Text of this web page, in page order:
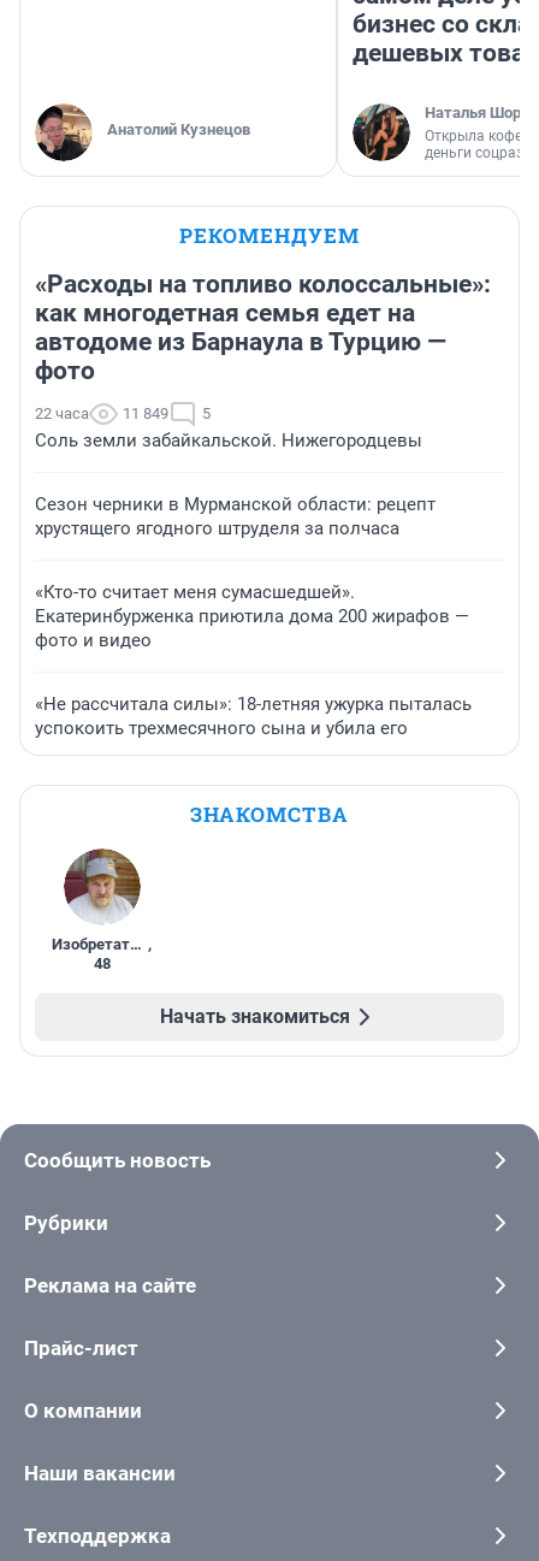
Анатолий Кузнецов
бизнес со
дешевых
Наталья
Открыла
деньги
РЕКОМЕНДУЕМ
«Расходы на топливо колоссальные»:
как многодетная семья едет на
автодоме из Барнаула в Турцию —
фото
22 часа 11 849 5
Соль земли забайкальской. Нижегородцевы
Сезон черники в Мурманской области: рецепт
хрустящего ягодного штруделя за полчаса
«Кто-то считает меня сумасшедшей».
Екатеринбурженка приютила дома 200 жирафов —
фото и видео
«Не рассчитала силы»: 18-летняя ужурка пыталась
успокоить трехмесячного сына и убила его
ЗНАКОМСТВА
Изобретатель ,
48
Начать знакомиться
Сообщить новость
Рубрики
Реклама на сайте
Прайс-лист
О компании
Наши вакансии
Техподдержка